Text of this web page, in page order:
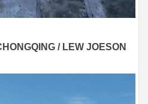
/ LEW JOESON